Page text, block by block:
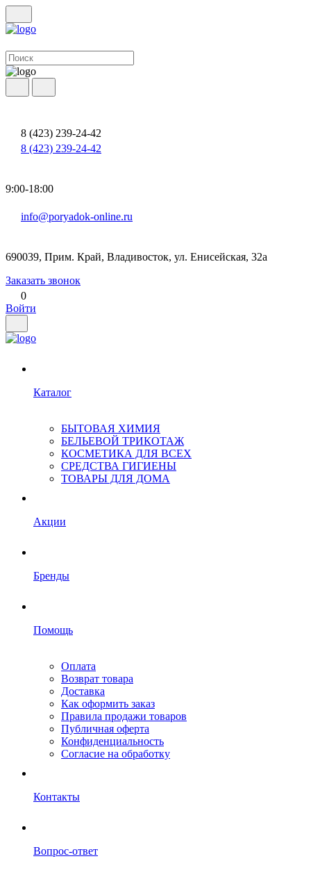
8 (423) 239-24-42
8 (423) 239-24-42
9:00-18:00
info@poryadok-online.ru
690039, Прим. Край, Владивосток, ул. Енисейская, 32а
Заказать звонок
0
Войти
Каталог
БЫТОВАЯ ХИМИЯ
БЕЛЬЕВОЙ ТРИКОТАЖ
КОСМЕТИКА ДЛЯ ВСЕХ
СРЕДСТВА ГИГИЕНЫ
ТОВАРЫ ДЛЯ ДОМА
Акции
Бренды
Помощь
Оплата
Возврат товара
Доставка
Как оформить заказ
Правила продажи товаров
Публичная оферта
Конфиденциальность
Согласие на обработку
Контакты
Вопрос-ответ